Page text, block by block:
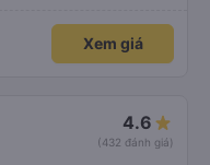
Xem giá
4.6
(432 đánh giá)